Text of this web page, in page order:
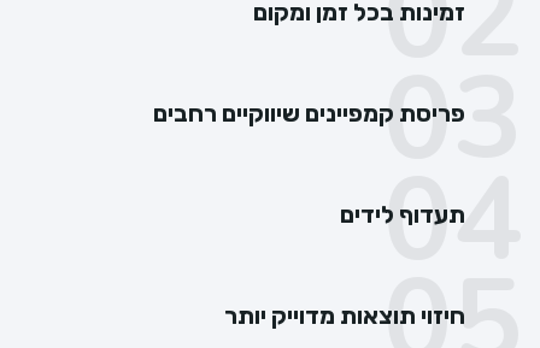
זמינות בכל זמן ומקום
פריסת קמפיינים שיווקיים רחבים
תעדוף לידים
חיזוי תוצאות מדוייק יותר